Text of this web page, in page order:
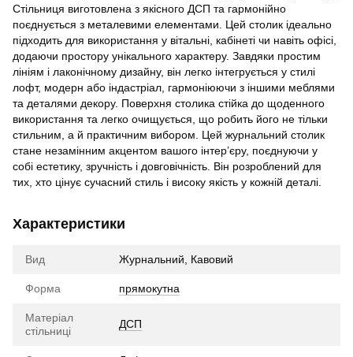
Стільниця виготовлена з якісного ДСП та гармонійно
поєднується з металевими елементами. Цей столик ідеально
підходить для використання у вітальні, кабінеті чи навіть офісі,
додаючи простору унікального характеру. Завдяки простим
лініям і лаконічному дизайну, він легко інтегрується у стилі
лофт, модерн або індастріал, гармоніюючи з іншими меблями
та деталями декору. Поверхня столика стійка до щоденного
використання та легко очищується, що робить його не тільки
стильним, а й практичним вибором. Цей журнальний столик
стане незамінним акцентом вашого інтер’єру, поєднуючи у
собі естетику, зручність і довговічність. Він розроблений для
тих, хто цінує сучасний стиль і високу якість у кожній деталі.
Характеристики
Вид Журнальний, Кавовий
Форма прямокутна
Матеріал
стільниці
ДСП